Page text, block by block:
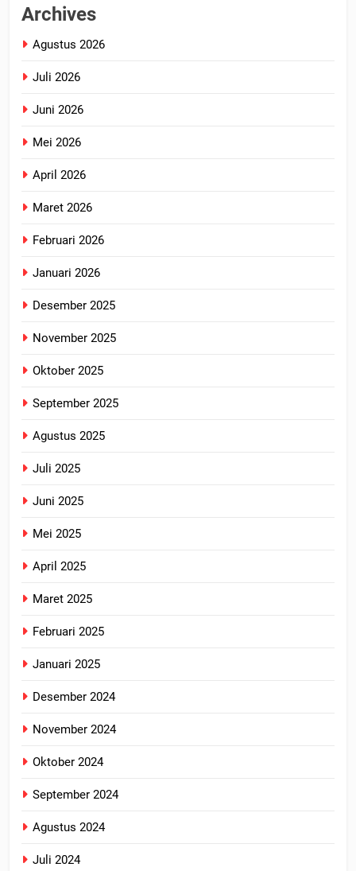
Archives
Agustus 2026
Juli 2026
Juni 2026
Mei 2026
April 2026
Maret 2026
Februari 2026
Januari 2026
Desember 2025
November 2025
Oktober 2025
September 2025
Agustus 2025
Juli 2025
Juni 2025
Mei 2025
April 2025
Maret 2025
Februari 2025
Januari 2025
Desember 2024
November 2024
Oktober 2024
September 2024
Agustus 2024
Juli 2024